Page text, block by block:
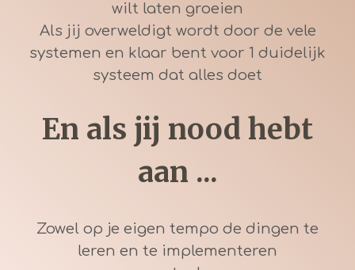
wilt laten groeien
Als jij overweldigt wordt door de vele
systemen en klaar bent voor 1 duidelijk
systeem dat alles doet
En als jij nood hebt
aan ...
Zowel op je eigen tempo de dingen te
leren en te implementeren